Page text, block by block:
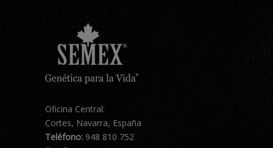
Oficina Central:
Cortes, Navarra, España
Teléfono: 948 810 752